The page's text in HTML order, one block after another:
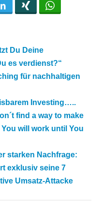
LinkedIn
Du Deine
es verdienst?“
für nachhaltigen
Investing…..
find a way to make
will work until You
starken Nachfrage:
exklusiv seine 7
Umsatz-Attacke